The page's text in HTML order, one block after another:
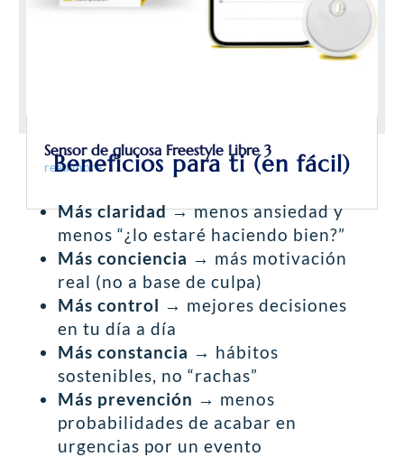
Sensor de glucosa Freestyle Libre 3
read more
Beneficios para ti (en fácil)
Más claridad→ menos ansiedad y
menos “¿lo estaré haciendo bien?”
Más conciencia → más motivación
real (no a base de culpa)
Más control → mejores decisiones
en tu día a día
Más constancia → hábitos
sostenibles, no “rachas”
Más prevención → menos
probabilidades de acabar en
urgencias por un evento